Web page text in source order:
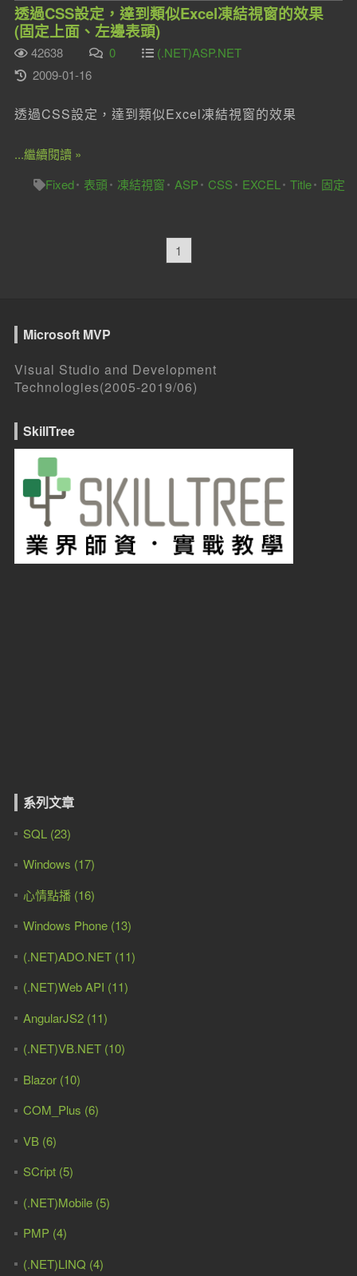
透過CSS設定，達到類似Excel凍結視窗的效果
(固定上面、左邊表頭)
42638 0
(.NET)ASP.NET
2009-01-16
透過CSS設定，達到類似Excel凍結視窗的效果
...繼續閱讀 »
Fixed
表頭 凍結視窗 ASP CSS EXCEL Title 固定
1
Microsoft MVP
Visual Studio and Development
Technologies(2005-2019/06)
SkillTree
系列文章
SQL (23)
Windows (17)
心情點播 (16)
Windows Phone (13)
(.NET)ADO.NET (11)
(.NET)Web API (11)
AngularJS2 (11)
(.NET)VB.NET (10)
Blazor (10)
COM_Plus (6)
VB (6)
SCript (5)
(.NET)Mobile (5)
PMP (4)
(.NET)LINQ (4)